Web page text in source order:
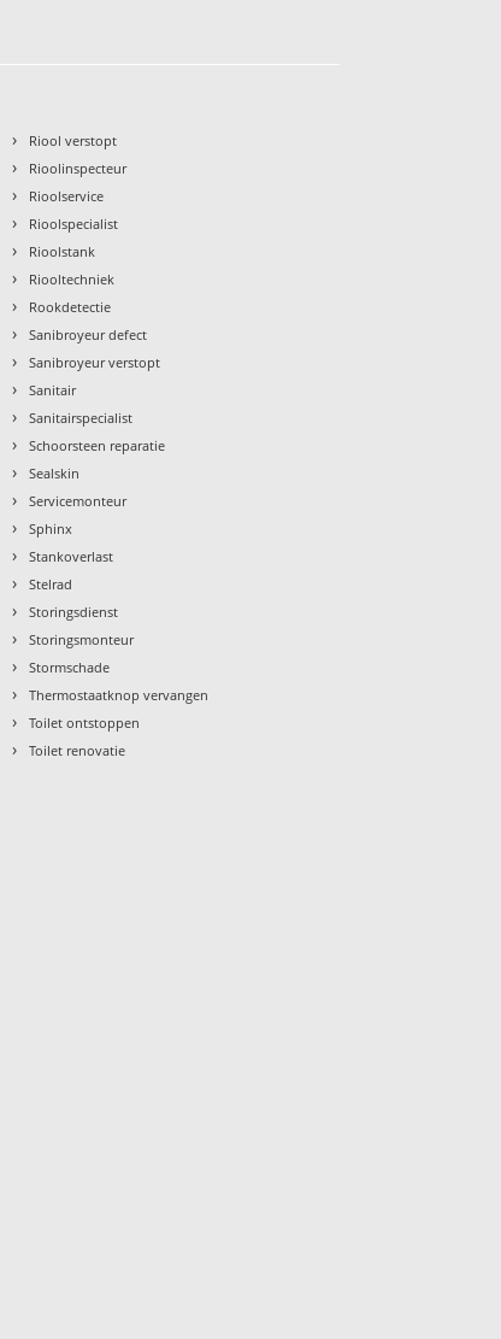
› Riool verstopt
› Rioolinspecteur
› Rioolservice
› Rioolspecialist
› Rioolstank
› Riooltechniek
› Rookdetectie
› Sanibroyeur defect
› Sanibroyeur verstopt
› Sanitair
› Sanitairspecialist
› Schoorsteen reparatie
› Sealskin
› Servicemonteur
› Sphinx
› Stankoverlast
› Stelrad
› Storingsdienst
› Storingsmonteur
› Stormschade
› Thermostaatknop vervangen
› Toilet ontstoppen
› Toilet renovatie